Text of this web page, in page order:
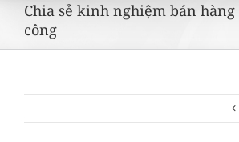
Chia sẻ kinh nghiệm bán
công